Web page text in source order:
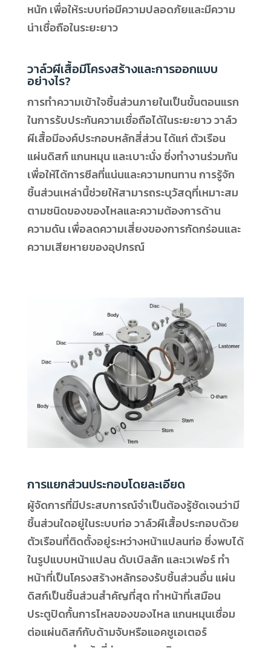
หนัก เพื่อให้ระบบท่อมีความปลอดภัยและมีความ
น่าเชื่อถือในระยะยาว
วาล์วผีเสื้อมีโครงสร้างและการออกแบบ
อย่างไร?
การทำความเข้าใจชิ้นส่วนภายในเป็นขั้นตอนแรก
ในการรับประกันความเชื่อถือได้ในระยะยาว วาล์ว
ผีเสื้อมีองค์ประกอบหลักสี่ส่วน ได้แก่ ตัวเรือน
แผ่นดิสก์ แกนหมุน และเบาะนั่ง ซึ่งทำงานร่วมกัน
เพื่อให้ได้การซีลที่แน่นและความทนทาน การรู้จัก
ชิ้นส่วนเหล่านี้ช่วยให้สามารถระบุวัสดุที่เหมาะสม
ตามชนิดของของไหลและความต้องการด้าน
ความดัน เพื่อลดความเสี่ยงของการกัดกร่อนและ
ความเสียหายของอุปกรณ์
การแยกส่วนประกอบโดยละเอียด
ผู้จัดการที่มีประสบการณ์จำเป็นต้องรู้ชัดเจนว่ามี
ชิ้นส่วนใดอยู่ในระบบท่อ วาล์วผีเสื้อประกอบด้วย
ตัวเรือนที่ติดตั้งอยู่ระหว่างหน้าแปลนท่อ ซึ่งพบได้
ในรูปแบบหน้าแปลน ดับเบิลลัก และเวเฟอร์ ทำ
หน้าที่เป็นโครงสร้างหลักรองรับชิ้นส่วนอื่น แผ่น
ดิสก์เป็นชิ้นส่วนสำคัญที่สุด ทำหน้าที่เสมือน
ประตูปิดกั้นการไหลของของไหล แกนหมุนเชื่อม
ต่อแผ่นดิสก์กับด้ามจับหรือแอคชูเอเตอร์